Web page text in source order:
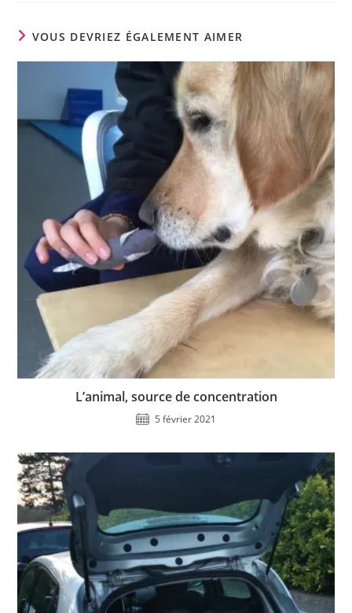
VOUS DEVRIEZ ÉGALEMENT AIMER
L’animal, source de concentration
5 février 2021